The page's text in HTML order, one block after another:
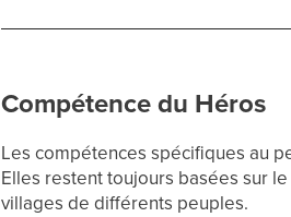
Compétence du Héros
Les compétences spécifiques au
Elles restent toujours basées sur le
villages de différents peuples.